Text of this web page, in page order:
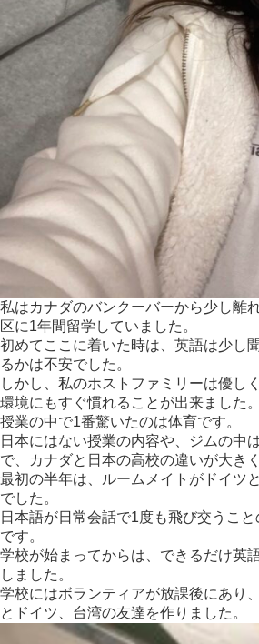
私はカナダのバンクーバーから少し離
区に1年間留学していました。
初めてここに着いた時は、英語は少し
るかは不安でした。
しかし、私のホストファミリーは優し
環境にもすぐ慣れることが出来ました。
授業の中で1番驚いたのは体育です。
日本にはない授業の内容や、ジムの中
で、
カナダと日本の高校の違いが大き
最初の半年は、 ルームメイトがドイツ
でした。
日本語が日常会話で1度も飛び交うこ
です。
学校が始まってからは、 できるだけ英
しました。
学校にはボランティアが放課後にあり
とドイツ、台湾の友達を作りました。